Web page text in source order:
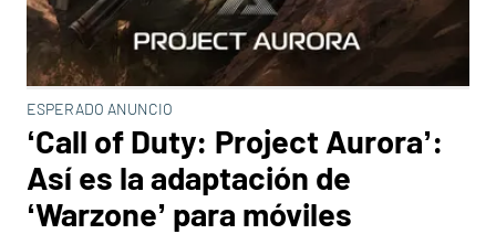
ESPERADO ANUNCIO
‘Call of Duty: Project Aurora’:
Así es la adaptación de
‘Warzone’ para móviles